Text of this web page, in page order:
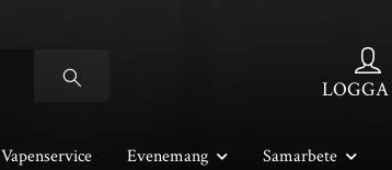
Vapenservice Evenemang Samarbete